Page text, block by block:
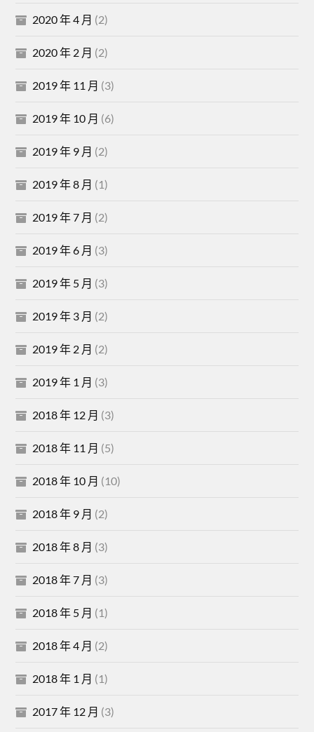
2020 年 4 月 (2)
2020 年 2 月 (2)
2019 年 11 月 (3)
2019 年 10 月 (6)
2019 年 9 月 (2)
2019 年 8 月 (1)
2019 年 7 月 (2)
2019 年 6 月 (3)
2019 年 5 月 (3)
2019 年 3 月 (2)
2019 年 2 月 (2)
2019 年 1 月 (3)
2018 年 12 月 (3)
2018 年 11 月 (5)
2018 年 10 月 (10)
2018 年 9 月 (2)
2018 年 8 月 (3)
2018 年 7 月 (3)
2018 年 5 月 (1)
2018 年 4 月 (2)
2018 年 1 月 (1)
2017 年 12 月 (3)